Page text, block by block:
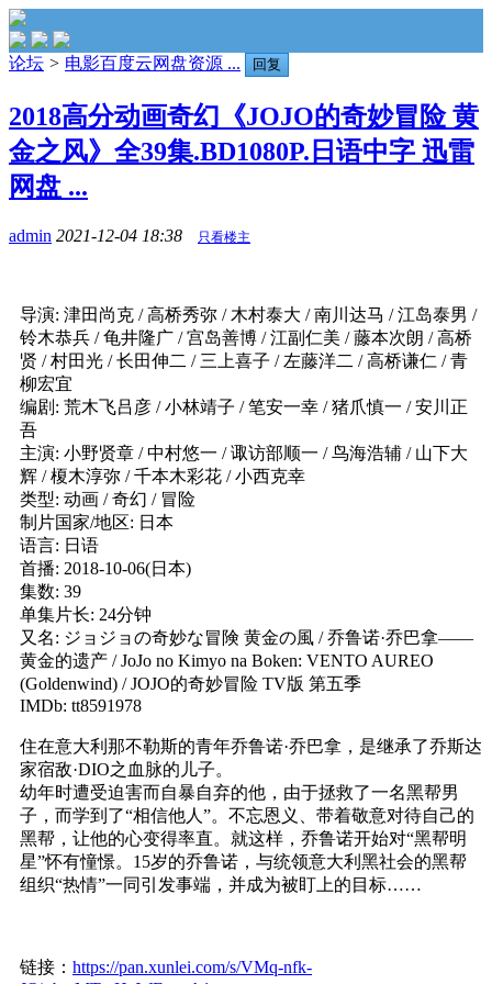
论坛 > 电影百度云网盘资源 ... 回复
2018高分动画奇幻《JOJO的奇妙冒险 黄
金之风》全39集.BD1080P.日语中字 迅雷
网盘 ...
admin 2021-12-04 18:38 只看楼主
导演: 津田尚克 / 高桥秀弥 / 木村泰大 / 南川达马 / 江岛泰男 /
铃木恭兵 / 龟井隆广 / 宫岛善博 / 江副仁美 / 藤本次朗 / 高桥
贤 / 村田光 / 长田伸二 / 三上喜子 / 左藤洋二 / 高桥谦仁 / 青
柳宏宜
编剧: 荒木飞吕彦 / 小林靖子 / 笔安一幸 / 猪爪慎一 / 安川正
吾
主演: 小野贤章 / 中村悠一 / 诹访部顺一 / 鸟海浩辅 / 山下大
辉 / 榎木淳弥 / 千本木彩花 / 小西克幸
类型: 动画 / 奇幻 / 冒险
制片国家/地区: 日本
语言: 日语
首播: 2018-10-06(日本)
集数: 39
单集片长: 24分钟
又名: ジョジョの奇妙な冒険 黄金の風 / 乔鲁诺·乔巴拿——
黄金的遗产 / JoJo no Kimyo na Boken: VENTO AUREO
(Goldenwind) / JOJO的奇妙冒险 TV版 第五季
IMDb: tt8591978
住在意大利那不勒斯的青年乔鲁诺·乔巴拿，是继承了乔斯达
家宿敌·DIO之血脉的儿子。
幼年时遭受迫害而自暴自弃的他，由于拯救了一名黑帮男
子，而学到了“相信他人”。不忘恩义、带着敬意对待自己的
黑帮，让他的心变得率直。就这样，乔鲁诺开始对“黑帮明
星”怀有憧憬。15岁的乔鲁诺，与统领意大利黑社会的黑帮
组织“热情”一同引发事端，并成为被盯上的目标……
链接： https://pan.xunlei.com/s/VMq-nfk-